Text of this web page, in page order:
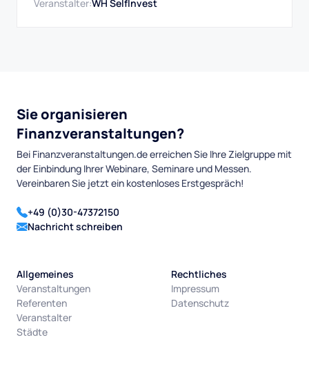
Veranstalter:WH SelfInvest
Sie organisieren
Finanzveranstaltungen?
Bei Finanzveranstaltungen.de erreichen Sie Ihre Zielgruppe mit
der Einbindung Ihrer Webinare, Seminare und Messen.
Vereinbaren Sie jetzt ein kostenloses Erstgespräch!
+49 (0)30-47372150
Nachricht schreiben
Allgemeines
Veranstaltungen
Referenten
Veranstalter
Städte
Rechtliches
Impressum
Datenschutz